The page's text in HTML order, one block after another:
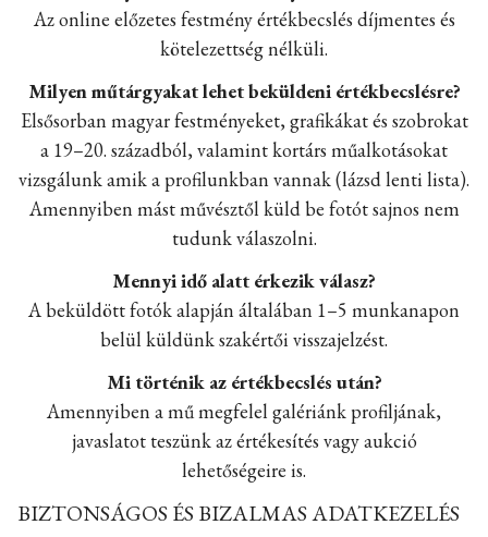
Az online előzetes festmény értékbecslés díjmentes és
kötelezettség nélküli.
Milyen műtárgyakat lehet beküldeni értékbecslésre?
Elsősorban magyar festményeket, grafikákat és szobrokat
a 19–20. századból, valamint kortárs műalkotásokat
vizsgálunk amik a profilunkban vannak (lázsd lenti lista).
Amennyiben mást művésztől küld be fotót sajnos nem
tudunk válaszolni.
Mennyi idő alatt érkezik válasz?
A beküldött fotók alapján általában 1–5 munkanapon
belül küldünk szakértői visszajelzést.
Mi történik az értékbecslés után?
Amennyiben a mű megfelel galériánk profiljának,
javaslatot teszünk az értékesítés vagy aukció
lehetőségeire is.
BIZTONSÁGOS ÉS BIZALMAS ADATKEZELÉS